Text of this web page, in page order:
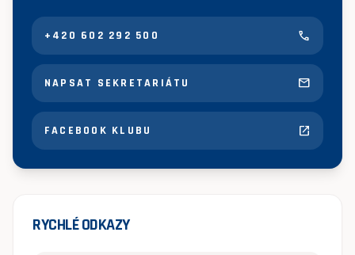
+420 602 292 500 call
NAPSAT SEKRETARIÁTU mail
FACEBOOK KLUBU open_in_new
RYCHLÉ ODKAZY